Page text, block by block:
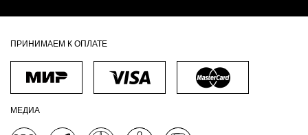
ПРИНИМАЕМ К ОПЛАТЕ
МЕДИА